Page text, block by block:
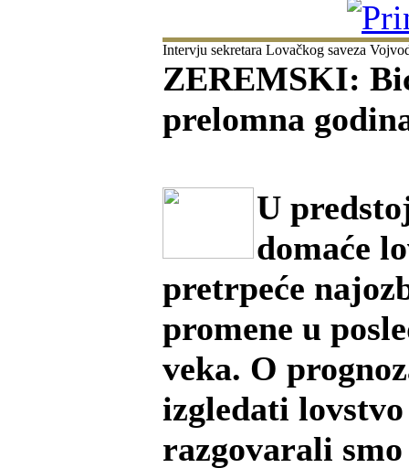
Intervju sekretara Lovačkog saveza
ZEREMSKI:
prelomna
U
domaće
pretrpeće
promene u
veka. O
izgledati
razgovarali smo